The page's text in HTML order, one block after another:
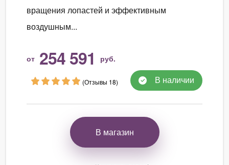
вращения лопастей и эффективным
воздушным...
от 254 591 руб.
(Отзывы 18) В наличии
В магазин